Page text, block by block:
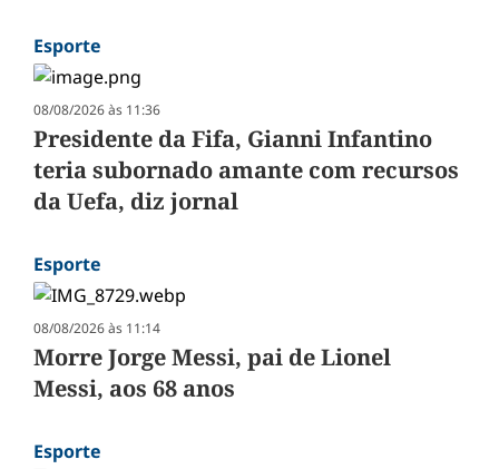
Esporte
08/08/2026 às 11:36
Presidente da Fifa, Gianni Infantino
teria subornado amante com recursos
da Uefa, diz jornal
Esporte
08/08/2026 às 11:14
Morre Jorge Messi, pai de Lionel
Messi, aos 68 anos
Esporte